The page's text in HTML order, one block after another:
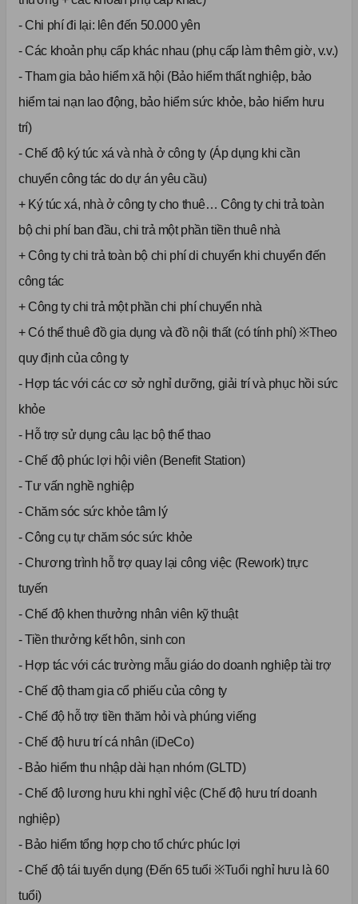
- Chi phí đi lại: lên đến 50.000 yên
- Các khoản phụ cấp khác nhau (phụ cấp làm thêm giờ, v.v.)
- Tham gia bảo hiểm xã hội (Bảo hiểm thất nghiệp, bảo
hiểm tai nạn lao động, bảo hiểm sức khỏe, bảo hiểm hưu
trí)
- Chế độ ký túc xá và nhà ở công ty (Áp dụng khi cần
chuyển công tác do dự án yêu cầu)
+ Ký túc xá, nhà ở công ty cho thuê… Công ty chi trả toàn
bộ chi phí ban đầu, chi trả một phần tiền thuê nhà
+ Công ty chi trả toàn bộ chi phí di chuyển khi chuyển đến
công tác
+ Công ty chi trả một phần chi phí chuyển nhà
+ Có thể thuê đồ gia dụng và đồ nội thất (có tính phí) ※Theo
quy định của công ty
- Hợp tác với các cơ sở nghỉ dưỡng, giải trí và phục hồi sức
khỏe
- Hỗ trợ sử dụng câu lạc bộ thể thao
- Chế độ phúc lợi hội viên (Benefit Station)
- Tư vấn nghề nghiệp
- Chăm sóc sức khỏe tâm lý
- Công cụ tự chăm sóc sức khỏe
- Chương trình hỗ trợ quay lại công việc (Rework) trực
tuyến
- Chế độ khen thưởng nhân viên kỹ thuật
- Tiền thưởng kết hôn, sinh con
- Hợp tác với các trường mẫu giáo do doanh nghiệp tài trợ
- Chế độ tham gia cổ phiếu của công ty
- Chế độ hỗ trợ tiền thăm hỏi và phúng viếng
- Chế độ hưu trí cá nhân (iDeCo)
- Bảo hiểm thu nhập dài hạn nhóm (GLTD)
- Chế độ lương hưu khi nghỉ việc (Chế độ hưu trí doanh
nghiệp)
- Bảo hiểm tổng hợp cho tổ chức phúc lợi
- Chế độ tái tuyển dụng (Đến 65 tuổi ※Tuổi nghỉ hưu là 60
tuổi)